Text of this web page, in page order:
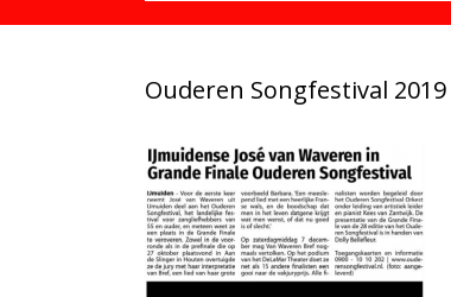
Ouderen Songfestival 2019